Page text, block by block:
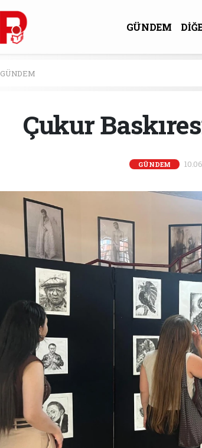
GÜNDEM
GÜNDEM
Çukur
GÜNDEM